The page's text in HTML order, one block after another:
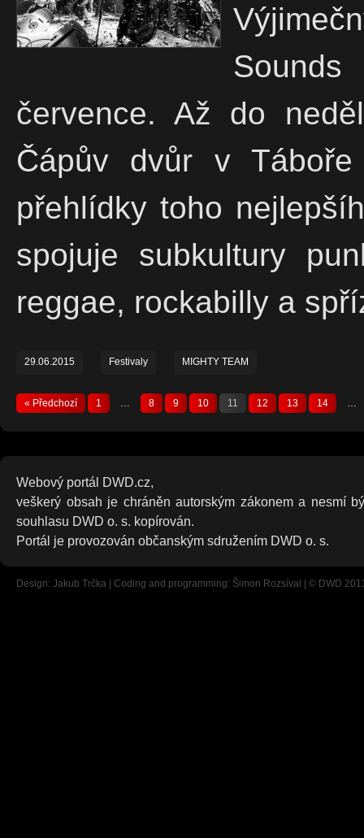
července. Až do
Čápův dvůr v
přehlídky toho
spojuje subkultury
reggae, rockabilly a
29.06.2015 Festivaly MIGHTY TEAM
« Předchozí 1 8 9 10 11 12 13 14
Webový portál DWD.cz,
veškerý obsah je chráněn autorským zákonem a nesmí
souhlasu DWD o. s. kopírován.
Portál je provozován občanským sdružením DWD o. s.
Design: Jakub Trčka | Coding and programming: Šimon Rozsíval | © DWD